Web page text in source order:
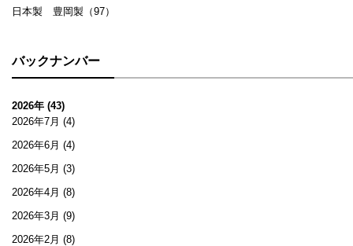
日本製 豊岡製（97）
バックナンバー
2026年 (43)
2026年7月 (4)
2026年6月 (4)
2026年5月 (3)
2026年4月 (8)
2026年3月 (9)
2026年2月 (8)